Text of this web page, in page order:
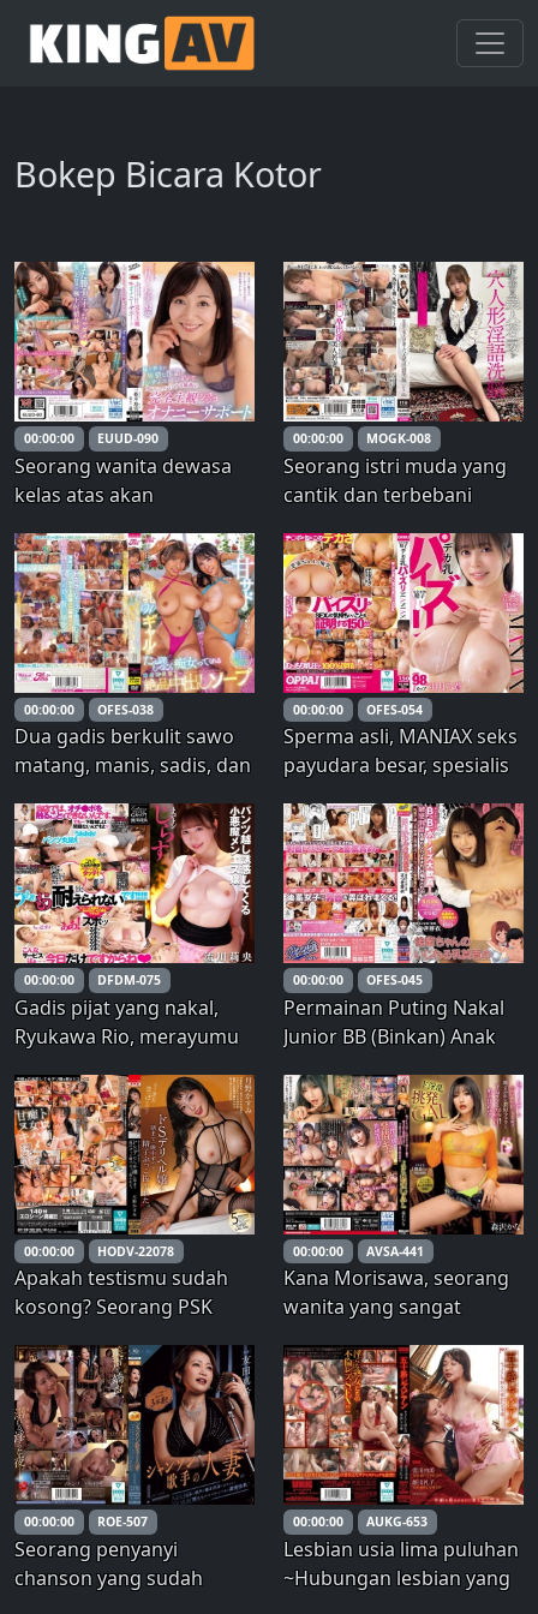
Bokep Bicara Kotor
00:00:00 EUUD-090
Seorang wanita dewasa
kelas atas akan
dengan obrolan dan
situasi cabul dan kotor
dalam sesi dukungan
masturbasi yang paling
utama dan sepenuhnya
subjektif ini bersama
Reimi Saegusa.
00:00:00 MOGK-008
Seorang istri muda yang
cantik dan terbebani
dengan bahasa cabul dan
digunakan sebagai
boneka seks.
00:00:00 OFES-038
Dua gadis berkulit sawo
matang, manis, sadis, dan
tanpa henti dan terus-
menerus memberimu
ejakulasi tanpa batas!
Pengalaman ejakulasi di
sabun yang luar biasa:
Yuika Onosaka, Ha
00:00:00 OFES-054
Sperma asli, MANIAX seks
payudara besar, spesialis
seorang fetishis
payudara, 100% seks
payudara, Hazuki no Ao –
Noao Hazuki
00:00:00 DFDM-075
Gadis pijat yang nakal,
Ryukawa Rio, merayumu
Rio Ryukawa
00:00:00 OFES-045
Permainan Puting Nakal
Junior BB (Binkan) Anak
Puting sensitif dijilat,
dicubit, dan digigit
lembut. Orgasme dari
kenikmatan yang
dirasakan di puting dan
permainan kata-kata yang
00:00:00 HODV-22078
Apakah testismu sudah
kosong? Seorang PSK
spermaku sepanjang
malam hingga pagi. –
Tsukino Kasumi – Kasumi
Tsukino
00:00:00 AVSA-441
Kana Morisawa, seorang
wanita yang sangat
para pria dengan pijatan
tangan yang lambat dan
berlama-lama, lalu
membuat mereka tergila-
gila dengan fellatio yang
berair dan intens ser
00:00:00 ROE-507
Seorang penyanyi
chanson yang sudah
00:00:00 AUKG-653
Lesbian usia lima puluhan
~Hubungan lesbian yang